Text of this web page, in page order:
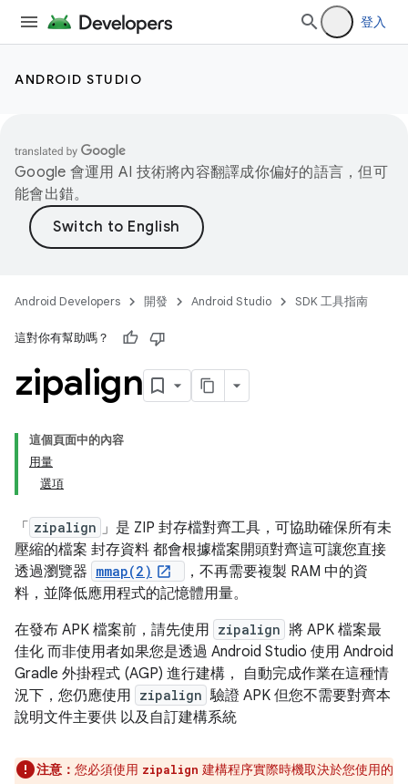
登入
ANDROID STUDIO
Google 會運用 AI 技術將內容翻譯成你偏好的語言，但可
能會出錯。
Android Developers 開發 Android Studio SDK 工具指南
這對你有幫助嗎？
zipalign
這個頁面中的內容
用量
選項
「 zipalign 」是 ZIP 封存檔對齊工具，可協助確保所有未
壓縮的檔案 封存資料 都會根據檔案開頭對齊這可讓您直接
透過瀏覽器 mmap(2)
，不再需要複製 RAM 中的資
料，並降低應用程式的記憶體用量。
在發布 APK 檔案前，請先使用 zipalign 將 APK 檔案最
佳化 而非使用者如果您是透過 Android Studio 使用 Android
Gradle 外掛程式 (AGP) 進行建構， 自動完成作業在這種情
況下，您仍應使用 zipalign 驗證 APK 但您不需要對齊本
說明文件主要供 以及自訂建構系統
注意： 您必須使用 zipalign 建構程序實際時機取決於您使用的